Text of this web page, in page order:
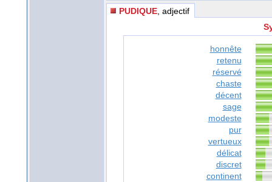
PUDIQUE , adjectif
honnête
retenu
réservé
chaste
décent
sage
modeste
pur
vertueux
délicat
discret
continent